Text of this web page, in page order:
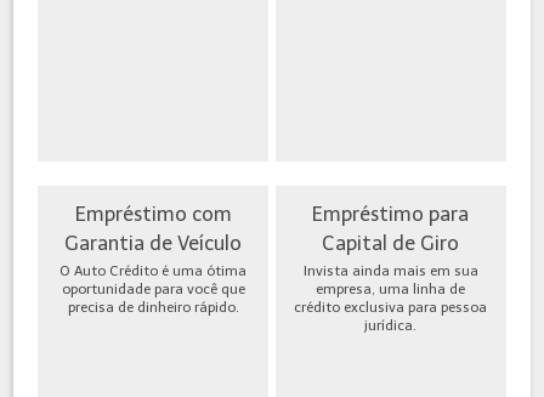
Empréstimo com
Garantia de Veículo
O Auto Crédito é uma ótima
oportunidade para você que
precisa de dinheiro rápido.
Empréstimo para
Capital de Giro
Invista ainda mais em sua
empresa, uma linha de
crédito exclusiva para pessoa
jurídica.